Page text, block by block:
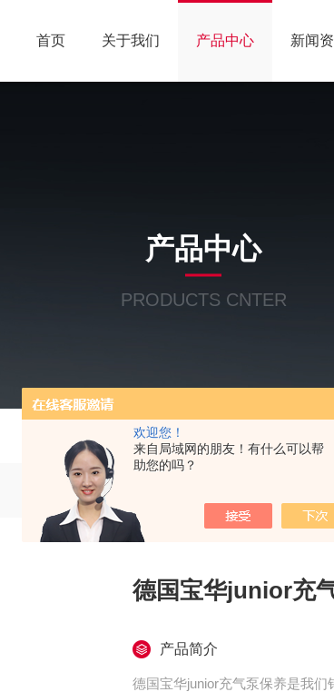
欢迎您！
来自局域网的朋友！有什么可以帮
助您的吗？
首页 关于我们 产品中心 新闻
产品中心
PRODUCTS CNTER
当前位置： 首页
德国宝华junior充
产品简介
德国宝华junior充气泵保养是我